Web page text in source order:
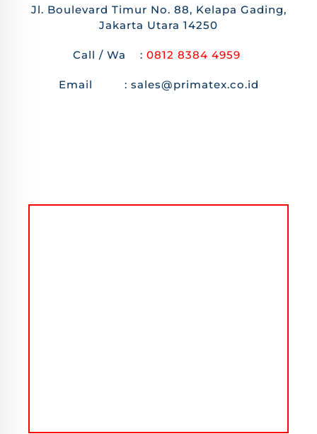
Jl. Boulevard Timur No. 88, Kelapa Gading,
Jakarta Utara 14250
Call / Wa : 0812 8384 4959
Email : sales@primatex.co.id